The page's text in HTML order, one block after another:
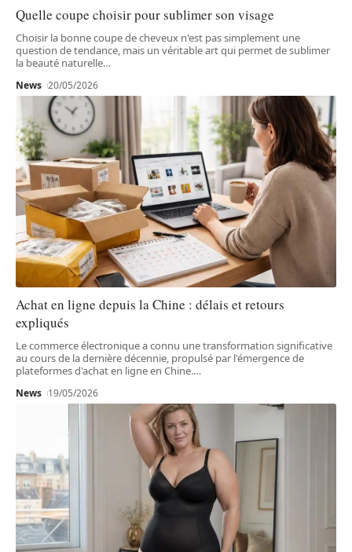
Quelle coupe choisir pour sublimer son visage
Choisir la bonne coupe de cheveux n'est pas simplement une
question de tendance, mais un véritable art qui permet de sublimer
la beauté naturelle…
News 20/05/2026
Achat en ligne depuis la Chine : délais et retours
expliqués
Le commerce électronique a connu une transformation significative
au cours de la dernière décennie, propulsé par l'émergence de
plateformes d'achat en ligne en Chine.…
News 19/05/2026